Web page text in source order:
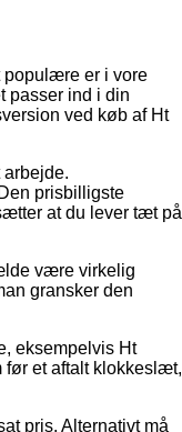
populære er i vore
passer ind i din
ved køb af Ht
prisbilligste
at du lever tæt på
være virkelig
gransker den
eksempelvis Ht
før et aftalt klokkeslæt,
pris. Alternativt må